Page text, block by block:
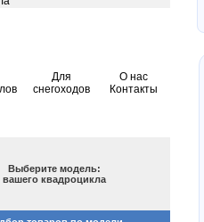
Для
снегоходов
О нас
Контакты
Выберите модель:
вашего квадроцикла